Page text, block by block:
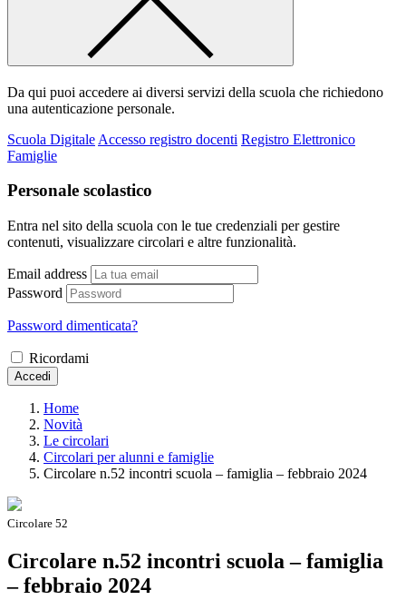
Da qui puoi accedere ai diversi servizi della scuola che richiedono
una autenticazione personale.
Scuola Digitale Accesso registro docenti Registro Elettronico
Famiglie
Personale scolastico
Entra nel sito della scuola con le tue credenziali per gestire
contenuti, visualizzare circolari e altre funzionalità.
Email address
Password
Password dimenticata?
Ricordami
Accedi
Home
Novità
Le circolari
Circolari per alunni e famiglie
Circolare n.52 incontri scuola – famiglia – febbraio 2024
Circolare 52
Circolare n.52 incontri scuola – famiglia
– febbraio 2024